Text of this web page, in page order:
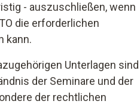
- auszuschließen, wenn
die erforderlichen
kann.
Unterlagen sind
der Seminare und der
der rechtlichen